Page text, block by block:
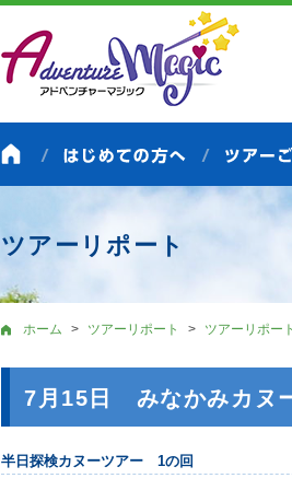
ツアーリポート
ホーム ツアーリポート ツアーリポー
7月15日 みなかみカヌ
半日探検カヌーツアー 1の回